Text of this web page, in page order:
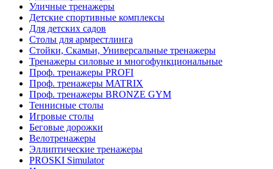
Уличные тренажеры
Детские спортивные комплексы
Для детских садов
Столы для армрестлинга
Стойки, Скамьи, Универсальные тренажеры
Тренажеры силовые и многофункциональные
Проф. тренажеры PROFI
Проф. тренажеры MATRIX
Проф. тренажеры BRONZE GYM
Теннисные столы
Игровые столы
Беговые дорожки
Велотренажеры
Эллиптические тренажеры
PROSKI Simulator